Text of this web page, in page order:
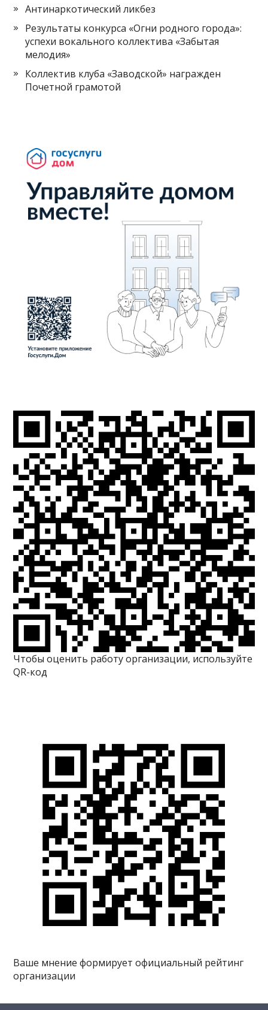
Антинаркотический ликбез
Результаты конкурса «Огни родного города»:
успехи вокального коллектива «Забытая
мелодия»
Коллектив клуба «Заводской» награжден
Почетной грамотой
Чтобы оценить работу организации, используйте
QR-код
Ваше мнение формирует официальный рейтинг
организации